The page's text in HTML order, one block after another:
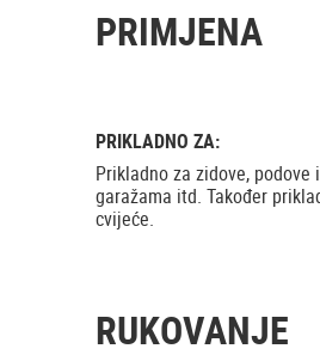
PRIMJENA
PRIKLADNO ZA:
Prikladno za zidove,
garažama itd. Također
cvijeće.
RUKOVANJE